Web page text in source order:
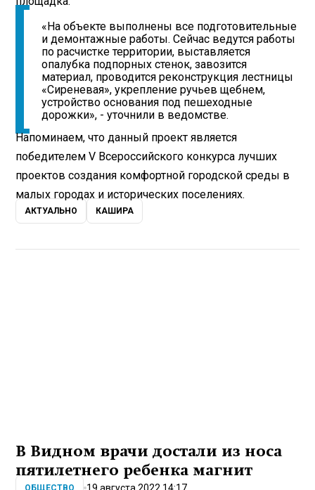
«На объекте выполнены все подготовительные
и демонтажные работы. Сейчас ведутся работы
по расчистке территории, выставляется
опалубка подпорных стенок, завозится
материал, проводится реконструкция лестницы
«Сиреневая», укрепление ручьев щебнем,
устройство основания под пешеходные
дорожки», - уточнили в ведомстве.
Напоминаем, что данный проект является
победителем V Всероссийского конкурса лучших
проектов создания комфортной городской среды в
малых городах и исторических поселениях.
АКТУАЛЬНО КАШИРА
В Видном врачи достали из носа
пятилетнего ребенка магнит
ОБЩЕСТВО 19 августа 2022 14:17